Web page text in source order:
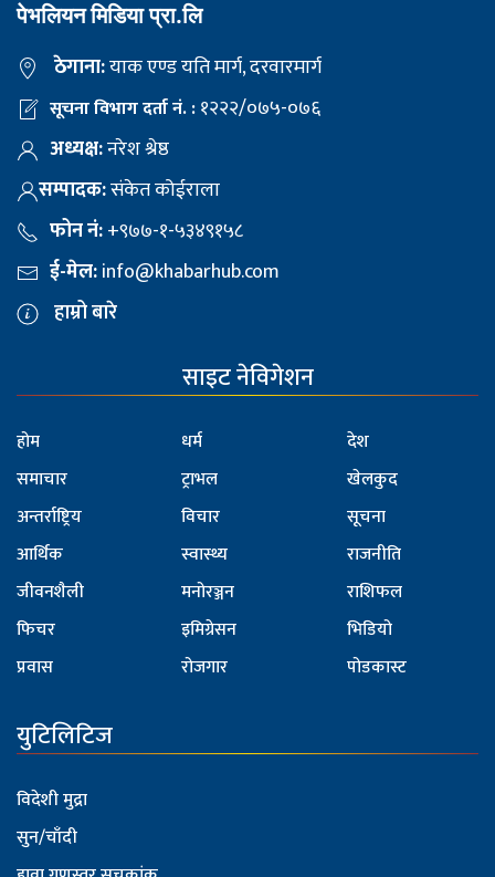
पेभलियन मिडिया प्रा.लि
ठेगाना:याक एण्ड यति मार्ग, दरवारमार्ग
सूचना विभाग दर्ता नं. :१२२२/०७५-०७६
अध्यक्ष:नरेश श्रेष्ठ
सम्पादक:संकेत कोईराला
फोन नं:+९७७-१-५३४९१५८
ई-मेल:info@khabarhub.com
हाम्रो बारे
साइट नेविगेशन
होम
समाचार
अन्तर्राष्ट्रिय
आर्थिक
जीवनशैली
फिचर
प्रवास
धर्म
ट्राभल
विचार
स्वास्थ्य
मनोरञ्जन
इमिग्रेसन
रोजगार
देश
खेलकुद
सूचना
राजनीति
राशिफल
भिडियो
पोडकास्ट
युटिलिटिज
विदेशी मुद्रा
सुन/चाँदी